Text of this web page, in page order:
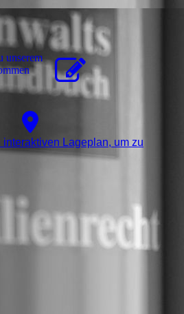
unserem
La­ge­plan, um zu